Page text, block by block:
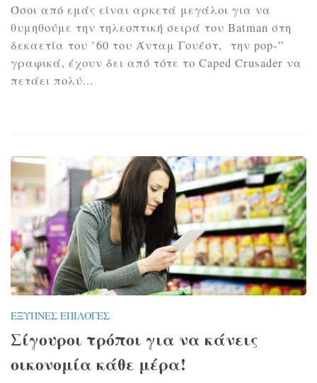
Όσοι από εμάς είναι αρκετά μεγάλοι για να
θυμηθούμε την τηλεοπτική σειρά του Batman στη
δεκαετία του ’60 του Άνταμ Γουέστ, την pop-”
γραφικά, έχουν δει από τότε το Caped Crusader να
πετάει πολύ...
ΈΞΥΠΝΕΣ ΕΠΙΛΟΓΈΣ
Σίγουροι τρόποι για να κάνεις
οικονομία κάθε μέρα!